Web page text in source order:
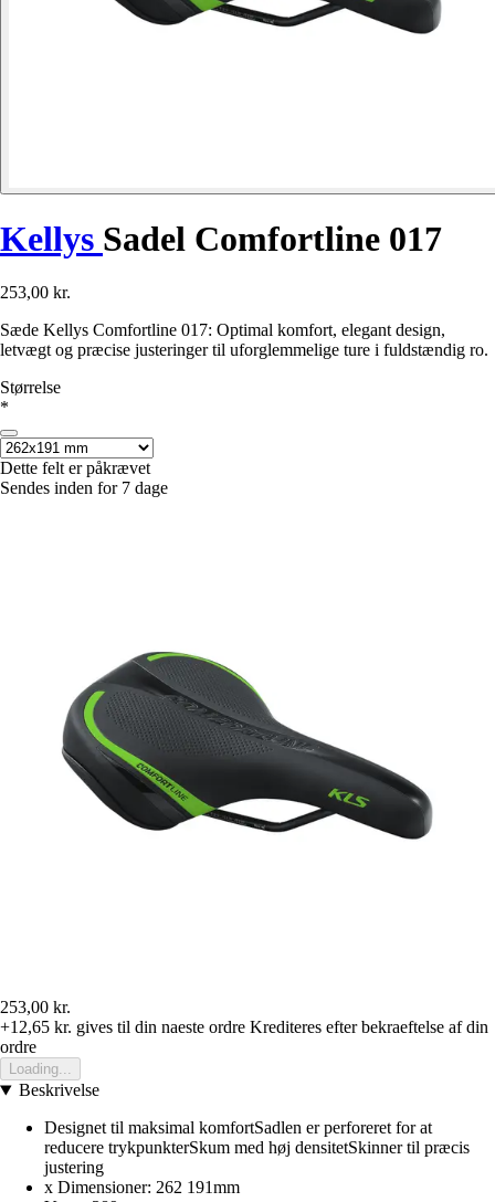
Kellys Sadel Comfortline 017
253,00 kr.
Sæde Kellys Comfortline 017: Optimal komfort, elegant design,
letvægt og præcise justeringer til uforglemmelige ture i fuldstændig ro.
Størrelse
*
Dette felt er påkrævet
Sendes inden for 7 dage
253,00 kr.
+12,65 kr. gives til din naeste ordre Krediteres efter bekraeftelse af din
ordre
Loading...
Beskrivelse
Designet til maksimal komfortSadlen er perforeret for at
reducere trykpunkterSkum med høj densitetSkinner til præcis
justering
x Dimensioner: 262 191mm